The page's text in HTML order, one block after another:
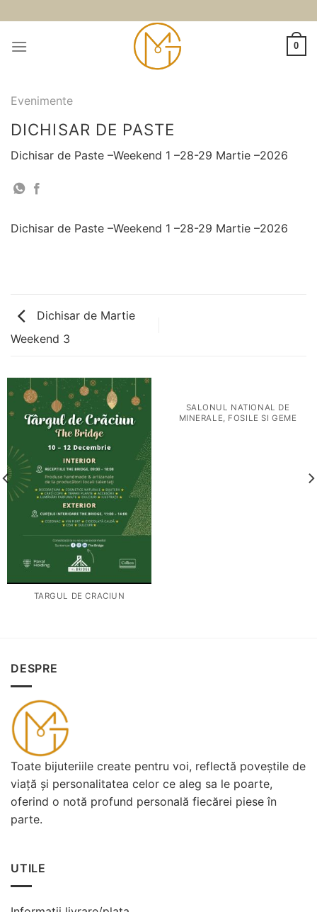
to
content
0
Evenimente
DICHISAR DE PASTE
Dichisar de Paste –Weekend 1 –28-29 Martie –2026
Dichisar de Paste –Weekend 1 –28-29 Martie –2026
Dichisar de Martie
Weekend 3
TARGUL DE CRACIUN
SALONUL NATIONAL DE
MINERALE, FOSILE SI GEME
DESPRE
Toate bijuteriile create pentru voi, reflectă poveștile de
viață și personalitatea celor ce aleg sa le poarte,
oferind o notă profund personală fiecărei piese în
parte.
UTILE